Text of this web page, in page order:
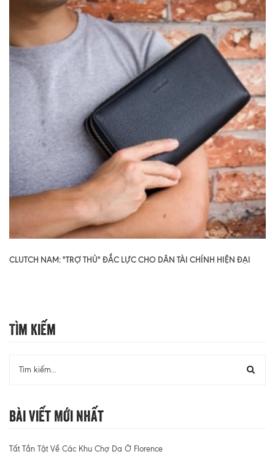
CLUTCH NAM: "TRỢ THỦ" ĐẮC LỰC CHO DÂN TÀI CHÍNH HIỆN ĐẠI
Tìm Kiếm
Bài Viết Mới Nhất
Tất Tần Tật Về Các Khu Chợ Da Ở Florence